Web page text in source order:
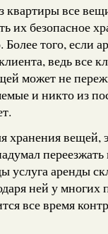
квартиры все
их безопасное
того, если
ведь все
может не
и никто из
хранения вещей,
услуга аренды
ней у многих
все время